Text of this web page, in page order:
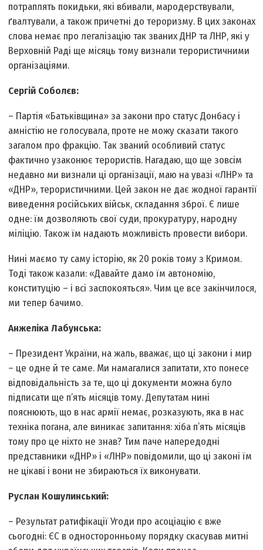
потраплять покидьки, які вбивали, мародерствували,
ґвалтували, а також причетні до тероризму. В цих законах
слова немає про легалізацію так званих ДНР та ЛНР, які у
Верховній Раді ще місяць тому визнали терористичними
організаціями.
Сергій Соболєв:
– Партія «Батьківщина» за закони про статус Донбасу і
амністію не голосувала, проте не можу сказати такого
загалом про фракцію. Так званий особливий статус
фактично узаконює терористів. Нагадаю, що ще зовсім
недавно ми визнали ці організації, маю на увазі «ЛНР» та
«ДНР», терористичними. Цей закон не дає жодної гарантії
виведення російських військ, складання зброї. Є лише
одне: їм дозволяють свої суди, прокуратуру, народну
міліцію. Також їм надають можливість провести вибори.
Нині маємо ту саму історію, як 20 років тому з Кримом.
Тоді також казали: «Давайте дамо їм автономію,
конституцію – і всі заспокояться». Чим це все закінчилося,
ми тепер бачимо.
Анжеліка Лабунська:
– Президент України, на жаль, вважає, що ці закони і мир
– це одне й те саме. Ми намагалися запитати, хто понесе
відповідальність за те, що ці документи можна було
підписати ще п’ять місяців тому. Депутатам нині
пояснюють, що в нас армії немає, розказують, яка в нас
техніка погана, але виникає запитання: хіба п’ять місяців
тому про це ніхто не знав? Тим паче напередодні
представники «ДНР» і «ЛНР» повідомили, що ці законі їм
не цікаві і вони не збираються їх виконувати.
Руслан Кошулинський:
– Результат ратифікації Угоди про асоціацію є вже
сьогодні: ЄС в односторонньому порядку скасував митні